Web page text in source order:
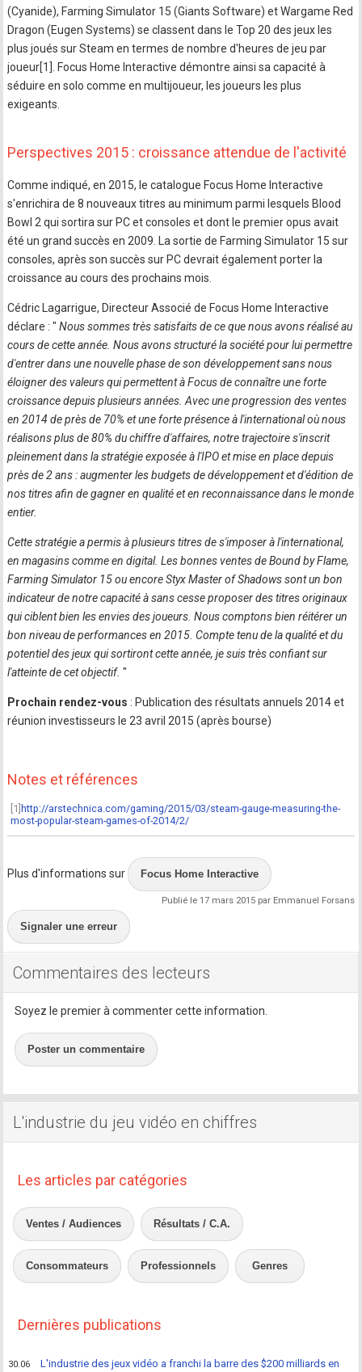
(Cyanide), Farming Simulator 15 (Giants Software) et Wargame Red
Dragon (Eugen Systems) se classent dans le Top 20 des jeux les
plus joués sur Steam en termes de nombre d'heures de jeu par
joueur[1]. Focus Home Interactive démontre ainsi sa capacité à
séduire en solo comme en multijoueur, les joueurs les plus
exigeants.
Perspectives 2015 : croissance attendue de l'activité
Comme indiqué, en 2015, le catalogue Focus Home Interactive
s'enrichira de 8 nouveaux titres au minimum parmi lesquels Blood
Bowl 2 qui sortira sur PC et consoles et dont le premier opus avait
été un grand succès en 2009. La sortie de Farming Simulator 15 sur
consoles, après son succès sur PC devrait également porter la
croissance au cours des prochains mois.
Cédric Lagarrigue, Directeur Associé de Focus Home Interactive
déclare : " Nous sommes très satisfaits de ce que nous avons réalisé au
cours de cette année. Nous avons structuré la société pour lui permettre
d'entrer dans une nouvelle phase de son développement sans nous
éloigner des valeurs qui permettent à Focus de connaître une forte
croissance depuis plusieurs années. Avec une progression des ventes
en 2014 de près de 70% et une forte présence à l'international où nous
réalisons plus de 80% du chiffre d'affaires, notre trajectoire s'inscrit
pleinement dans la stratégie exposée à l'IPO et mise en place depuis
près de 2 ans : augmenter les budgets de développement et d'édition de
nos titres afin de gagner en qualité et en reconnaissance dans le monde
entier.
Cette stratégie a permis à plusieurs titres de s'imposer à l'international,
en magasins comme en digital. Les bonnes ventes de Bound by Flame,
Farming Simulator 15 ou encore Styx Master of Shadows sont un bon
indicateur de notre capacité à sans cesse proposer des titres originaux
qui ciblent bien les envies des joueurs. Nous comptons bien réitérer un
bon niveau de performances en 2015. Compte tenu de la qualité et du
potentiel des jeux qui sortiront cette année, je suis très confiant sur
l'atteinte de cet objectif."
Prochain rendez-vous : Publication des résultats annuels 2014 et
réunion investisseurs le 23 avril 2015 (après bourse)
Notes et références
[1] http://arstechnica.com/gaming/2015/03/steam-gauge-measuring-the-
most-popular-steam-games-of-2014/2/
Plus d'informations sur Focus Home Interactive
Publié le 17 mars 2015 par Emmanuel Forsans
Signaler une erreur
Commentaires des lecteurs
Soyez le premier à commenter cette information.
Poster un commentaire
L'industrie du jeu vidéo en chiffres
Les articles par catégories
Ventes / Audiences Résultats / C.A.
Consommateurs Professionnels Genres
Dernières publications
30.06
L'industrie des jeux vidéo a franchi la barre des $200 milliards en